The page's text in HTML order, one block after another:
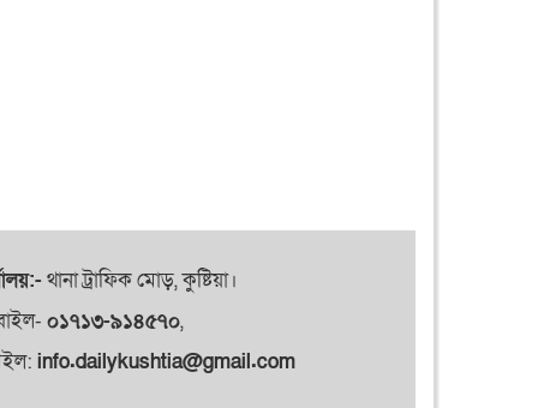
থানা ট্রাফিক মোড়, কুষ্টিয়া।
০১৭১৩-৯১৪৫৭০,
info.dailykushtia@gmail.com